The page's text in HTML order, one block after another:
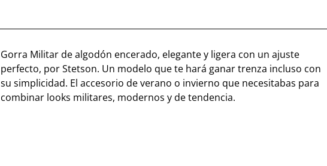
Gorra Militar de algodón encerado, elegante y ligera con un ajuste
perfecto, por Stetson. Un modelo que te hará ganar trenza incluso con
su simplicidad. El accesorio de verano o invierno que necesitabas para
combinar looks militares, modernos y de tendencia.